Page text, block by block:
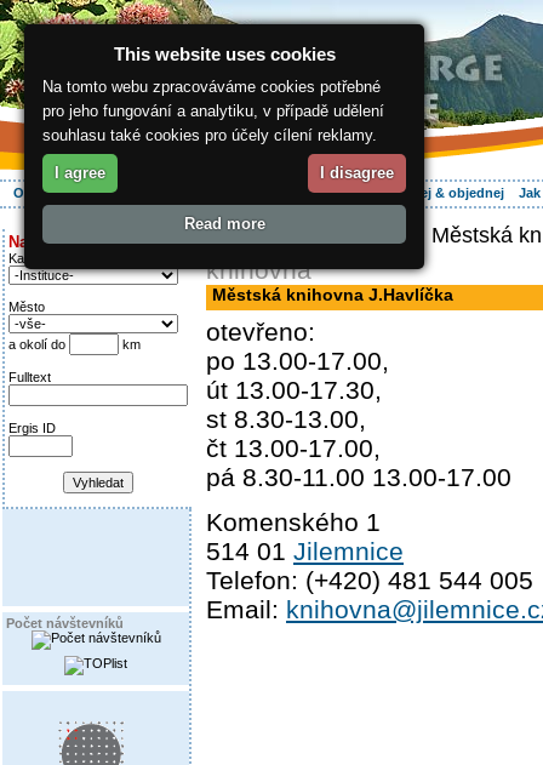
O regionu Aktivně Ubytování Hledej & objednej
Najděte si:
Kategorie
Město
a okolí do km
Fulltext
Ergis ID
Počet návštevníků
ergis.cz Info servis > Městská
knihovna
Městská knihovna J.Havlíčka
otevřeno:
po 13.00-17.00,
út 13.00-17.30,
st 8.30-13.00,
čt 13.00-17.00,
pá 8.30-11.00 13.00-17.00
Komenského 1
514 01 Jilemnice
Telefon: (+420) 481 544 005
Email:
This website uses cookies
Na tomto webu zpracováváme cookies potřebné
pro jeho fungování a analytiku, v případě udělení
souhlasu také cookies pro účely cílení reklamy.
I agree I disagree
Read more